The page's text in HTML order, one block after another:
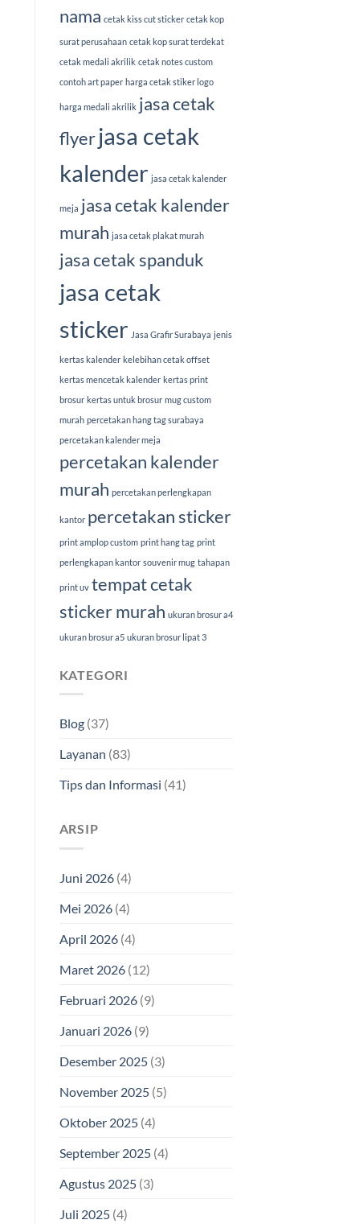
nama cetak kiss cut sticker cetak kop
surat perusahaan cetak kop surat terdekat
cetak medali akrilik cetak notes custom
contoh art paper harga cetak stiker logo
harga medali akrilik jasa cetak
flyer jasa cetak
kalender jasa cetak kalender
meja jasa cetak kalender
murah jasa cetak plakat murah
jasa cetak spanduk
jasa cetak
sticker Jasa Grafir Surabaya jenis
kertas kalender kelebihan cetak offset
kertas mencetak kalender kertas print
brosur kertas untuk brosur mug custom
murah percetakan hang tag surabaya
percetakan kalender meja
percetakan kalender
murah percetakan perlengkapan
kantor percetakan sticker
print amplop custom print hang tag print
perlengkapan kantor souvenir mug tahapan
print uv tempat cetak
sticker murah ukuran brosur a4
ukuran brosur a5 ukuran brosur lipat 3
KATEGORI
Blog(37)
Layanan (83)
Tips dan Informasi (41)
ARSIP
Juni 2026(4)
Mei 2026(4)
April 2026(4)
Maret 2026(12)
Februari 2026(9)
Januari 2026(9)
Desember 2025(3)
November 2025(5)
Oktober 2025(4)
September 2025(4)
Agustus 2025(3)
Juli 2025(4)